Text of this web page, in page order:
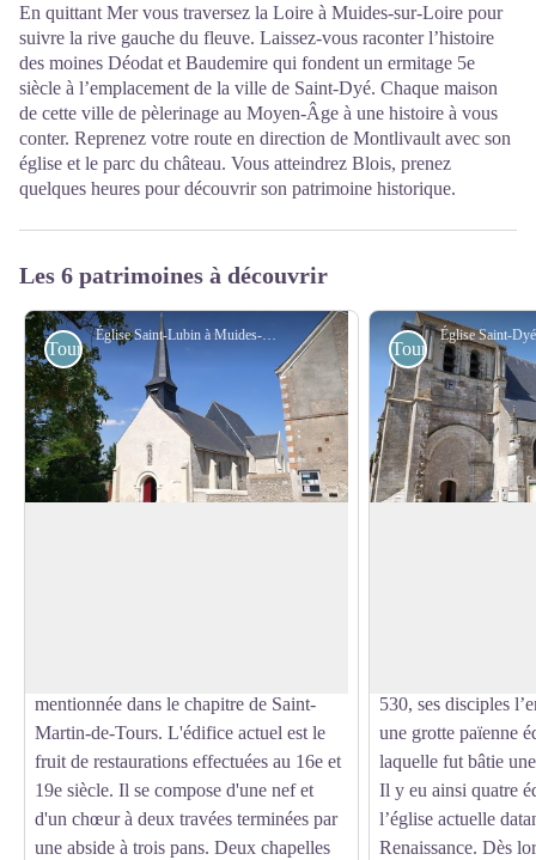
En quittant Mer vous traversez la Loire à Muides-sur-Loire pour
suivre la rive gauche du fleuve. Laissez-vous raconter l’histoire
des moines Déodat et Baudemire qui fondent un ermitage 5e
siècle à l’emplacement de la ville de Saint-Dyé. Chaque maison
de cette ville de pèlerinage au Moyen-Âge à une histoire à vous
conter. Reprenez votre route en direction de Montlivault avec son
église et le parc du château. Vous atteindrez Blois, prenez
quelques heures pour découvrir son patrimoine historique.
Les 6 patrimoines à découvrir
Église Saint-Lubin à Muides-sur-Loire - Amis saint Colomban
Touristiques
mentionnée dans le chapitre de Saint-
Martin-de-Tours. L'édifice actuel est le
fruit de restaurations effectuées au 16e et
19e siècle. Il se compose d'une nef et
d'un chœur à deux travées terminées par
une abside à trois pans. Deux chapelles
Touristiques
530, ses disciples
une grotte païenne
laquelle fut bâtie
Il y eu ainsi quatre
l’église actuelle
Renaissance. Dès